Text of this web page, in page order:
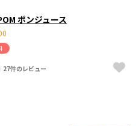
ポンジュース
27件のレビュー